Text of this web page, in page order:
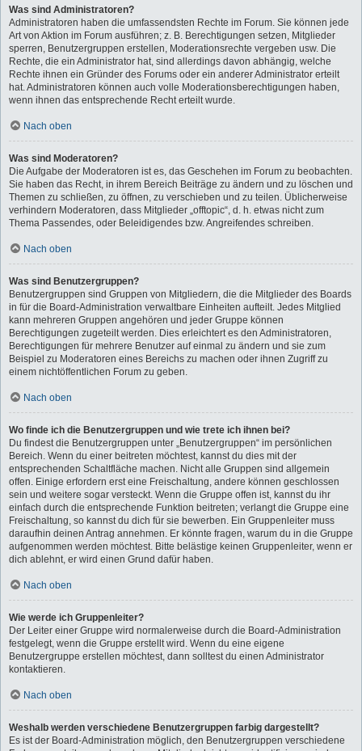
Was sind Administratoren?
Administratoren haben die umfassendsten Rechte im Forum. Sie können jede
Art von Aktion im Forum ausführen; z. B. Berechtigungen setzen, Mitglieder
sperren, Benutzergruppen erstellen, Moderationsrechte vergeben usw. Die
Rechte, die ein Administrator hat, sind allerdings davon abhängig, welche
Rechte ihnen ein Gründer des Forums oder ein anderer Administrator erteilt
hat. Administratoren können auch volle Moderationsberechtigungen haben,
wenn ihnen das entsprechende Recht erteilt wurde.
Nach oben
Was sind Moderatoren?
Die Aufgabe der Moderatoren ist es, das Geschehen im Forum zu beobachten.
Sie haben das Recht, in ihrem Bereich Beiträge zu ändern und zu löschen und
Themen zu schließen, zu öffnen, zu verschieben und zu teilen. Üblicherweise
verhindern Moderatoren, dass Mitglieder „offtopic“, d. h. etwas nicht zum
Thema Passendes, oder Beleidigendes bzw. Angreifendes schreiben.
Nach oben
Was sind Benutzergruppen?
Benutzergruppen sind Gruppen von Mitgliedern, die die Mitglieder des Boards
in für die Board-Administration verwaltbare Einheiten aufteilt. Jedes Mitglied
kann mehreren Gruppen angehören und jeder Gruppe können
Berechtigungen zugeteilt werden. Dies erleichtert es den Administratoren,
Berechtigungen für mehrere Benutzer auf einmal zu ändern und sie zum
Beispiel zu Moderatoren eines Bereichs zu machen oder ihnen Zugriff zu
einem nichtöffentlichen Forum zu geben.
Nach oben
Wo finde ich die Benutzergruppen und wie trete ich ihnen bei?
Du findest die Benutzergruppen unter „Benutzergruppen“ im persönlichen
Bereich. Wenn du einer beitreten möchtest, kannst du dies mit der
entsprechenden Schaltfläche machen. Nicht alle Gruppen sind allgemein
offen. Einige erfordern erst eine Freischaltung, andere können geschlossen
sein und weitere sogar versteckt. Wenn die Gruppe offen ist, kannst du ihr
einfach durch die entsprechende Funktion beitreten; verlangt die Gruppe eine
Freischaltung, so kannst du dich für sie bewerben. Ein Gruppenleiter muss
daraufhin deinen Antrag annehmen. Er könnte fragen, warum du in die Gruppe
aufgenommen werden möchtest. Bitte belästige keinen Gruppenleiter, wenn er
dich ablehnt, er wird einen Grund dafür haben.
Nach oben
Wie werde ich Gruppenleiter?
Der Leiter einer Gruppe wird normalerweise durch die Board-Administration
festgelegt, wenn die Gruppe erstellt wird. Wenn du eine eigene
Benutzergruppe erstellen möchtest, dann solltest du einen Administrator
kontaktieren.
Nach oben
Weshalb werden verschiedene Benutzergruppen farbig dargestellt?
Es ist der Board-Administration möglich, den Benutzergruppen verschiedene